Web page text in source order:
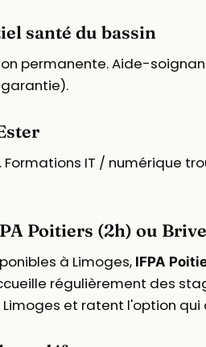
santé du bassin
permanente. Aide-
Formations IT / numérique
Poitiers (2h) ou
à Limoges, IFPA
accueille régulièrement
et ratent l'option qui